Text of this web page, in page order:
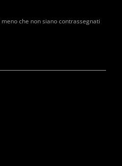
che non siano contrassegnati